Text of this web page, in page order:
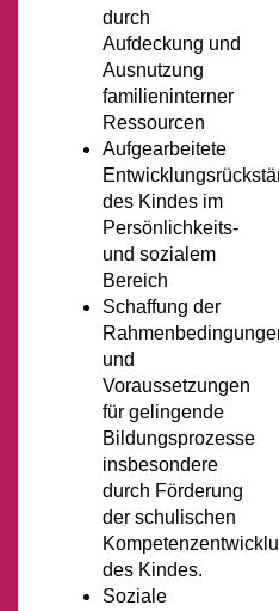
durch
Aufdeckung und
Ausnutzung
familieninterner
Ressourcen
Aufgearbeitete
des Kindes im
Persönlichkeits-
und sozialem
Bereich
Schaffung der
und
Voraussetzungen
für gelingende
Bildungsprozesse
insbesondere
durch Förderung
der schulischen
des Kindes.
Soziale